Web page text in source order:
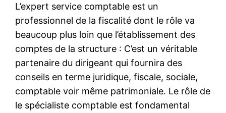
L’expert service comptable est un
professionnel de la fiscalité dont le rôle va
beaucoup plus loin que l’établissement des
comptes de la structure : C’est un véritable
partenaire du dirigeant qui fournira des
conseils en terme juridique, fiscale, sociale,
comptable voir même patrimoniale. Le rôle de
le spécialiste comptable est fondamental